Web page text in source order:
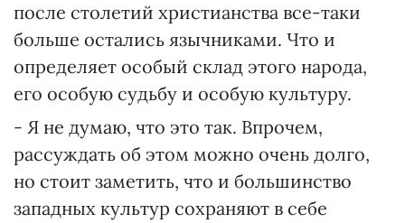
после столетий христианства все-таки
больше остались язычниками. Что и
определяет особый склад этого народа,
его особую судьбу и особую культуру.
- Я не думаю, что это так. Впрочем,
рассуждать об этом можно очень долго,
но стоит заметить, что и большинство
западных культур сохраняют в себе